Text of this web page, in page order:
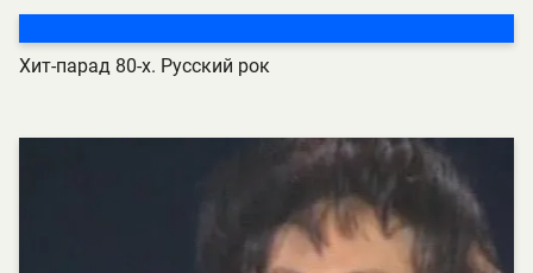
Хит-парад 80-х. Русский рок